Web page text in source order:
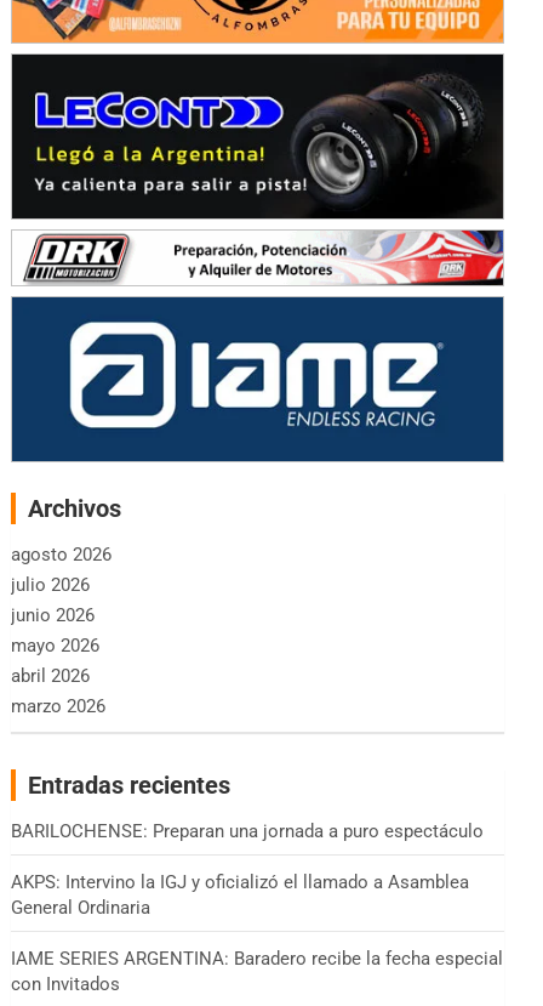
Archivos
agosto 2026
julio 2026
junio 2026
mayo 2026
abril 2026
marzo 2026
Entradas recientes
BARILOCHENSE: Preparan una jornada a puro espectáculo
AKPS: Intervino la IGJ y oficializó el llamado a Asamblea
General Ordinaria
IAME SERIES ARGENTINA: Baradero recibe la fecha especial
con Invitados